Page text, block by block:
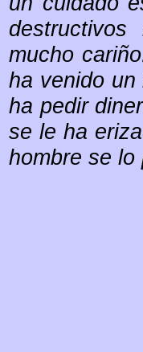
mucho
ha venido
ha pedir
se le ha
hombre se